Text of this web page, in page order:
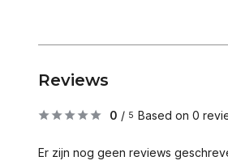
Reviews
0 / 5 Based on 0
Er zijn nog geen reviews